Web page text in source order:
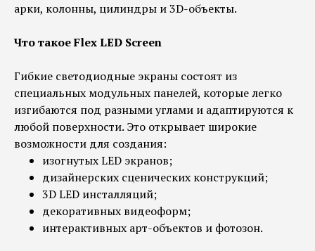
арки, колонны, цилиндры и 3D-объекты.
Что такое Flex LED Screen
Гибкие светодиодные экраны состоят из
специальных модульных панелей, которые легко
изгибаются под разными углами и адаптируются к
любой поверхности. Это открывает широкие
возможности для создания:
изогнутых LED экранов;
дизайнерских сценических конструкций;
3D LED инсталляций;
декоративных видеоформ;
интерактивных арт-объектов и фотозон.